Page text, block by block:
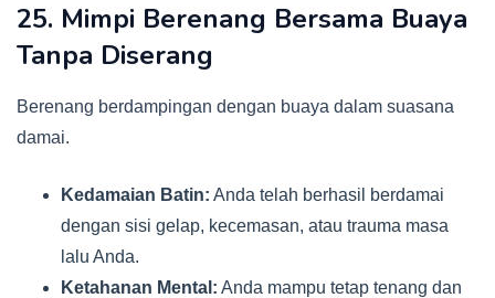
25. Mimpi Berenang Bersama Buaya
Tanpa Diserang
Berenang berdampingan dengan buaya dalam suasana
damai.
Kedamaian Batin: Anda telah berhasil berdamai
dengan sisi gelap, kecemasan, atau trauma masa
lalu Anda.
Ketahanan Mental: Anda mampu tetap tenang dan